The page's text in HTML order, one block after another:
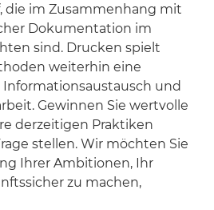
die im Zusammenhang mit
Dokumentation im
sind. Drucken spielt
weiterhin eine
und
Gewinnen Sie wertvolle
derzeitigen Praktiken
stellen. Wir möchten Sie
Ihrer Ambitionen, Ihr
zu machen,